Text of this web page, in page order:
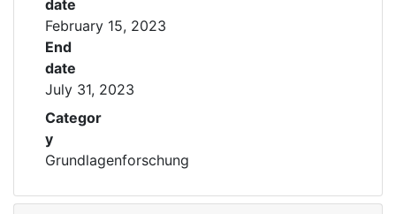
date
February 15, 2023
End
date
July 31, 2023
Categor
y
Grundlagenforschung